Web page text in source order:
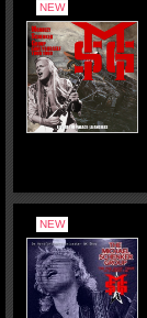
NEW
NEW